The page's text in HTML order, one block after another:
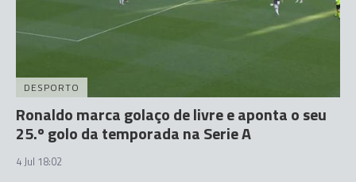
DESPORTO
Ronaldo marca golaço de livre e aponta o seu
25.º golo da temporada na Serie A
4 Jul 18:02